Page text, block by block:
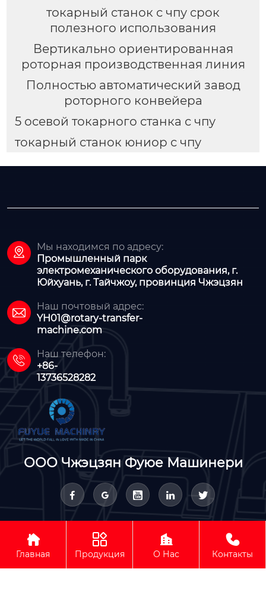
токарный станок с чпу срок
полезного использования
Вертикально ориентированная
роторная производственная линия
Полностью автоматический завод
роторного конвейера
5 осевой токарного станка с чпу
токарный станок юниор с чпу

Мы находимся по адресу:
Промышленный парк
электромеханического оборудования, г.
Юйхуань, г. Тайчжоу, провинция Чжэцзян

Наш почтовый адрес:
YH01@rotary-transfer-
machine.com

Наш телефон:
+86-
13736528282
ООО Чжэцзян Фуюе Машинери
    
Авторское право © ООО Чжэцзян Фуюе Машинери

Главная

Продукция

О Нас

Контакты